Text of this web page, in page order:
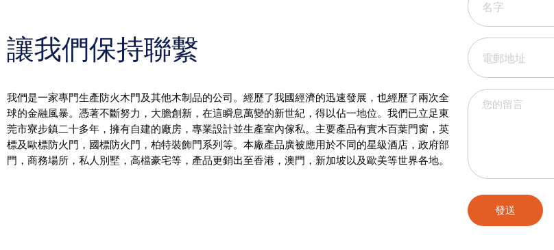
讓我們保持聯繫
我們是一家專門生產防火木門及其他木制品的公司。經歷了我國經濟的迅速發展，也經歷了兩次全
球的金融風暴。憑著不斷努力，大膽創新，在這瞬息萬變的新世紀，得以佔一地位。我們已立足東
莞市寮步鎮二十多年，擁有自建的廠房，專業設計並生產室內傢私。主要產品有實木百葉門窗，英
標及歐標防火門，國標防火門，柏特裝飾門系列等。本廠產品廣被應用於不同的星級酒店，政府部
門，商務場所，私人別墅，高檔豪宅等，產品更銷出至香港，澳門，新加坡以及歐美等世界各地。